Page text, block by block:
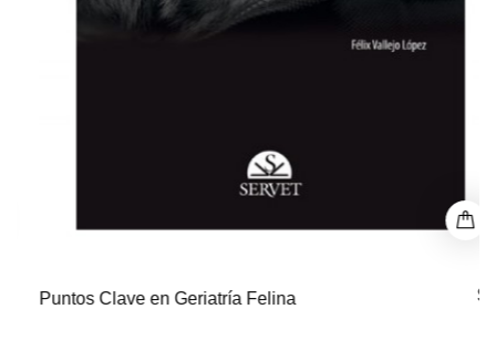
$ 0
Puntos Clave en Geriatría Felina